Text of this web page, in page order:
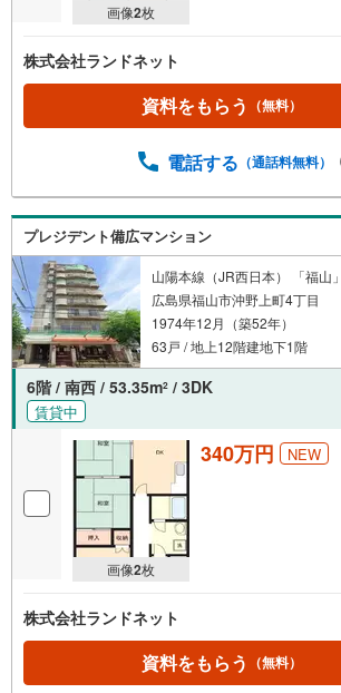
画像2枚
株式会社ランドネット
資料をもらう （無料）
電話する （通話料無料）
プレジデント備広マンション
山陽本線（JR西日本） 「福山
広島県福山市沖野上町4丁目
1974年12月（築52年）
63戸 / 地上12階建地下1階
6階 / 南西 / 53.35m2 / 3DK
賃貸中
画像2枚
340万円 NEW
株式会社ランドネット
資料をもらう （無料）